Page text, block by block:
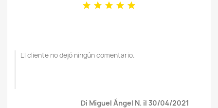
    
El cliente no dejó ningún comentario.
Di Miguel Ángel N. il 30/04/2021